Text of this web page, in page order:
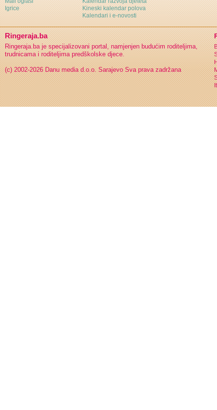
Igrice
Kineski kalendar polova
Kalendari i e-novosti
Ringeraja.ba
Ringeraja.ba je specijalizovani portal, namjenjen budućim roditeljima,
trudnicama i roditeljima predškolske djece.
(c) 2002-2026 Danu media d.o.o. Sarajevo Sva prava zadržana